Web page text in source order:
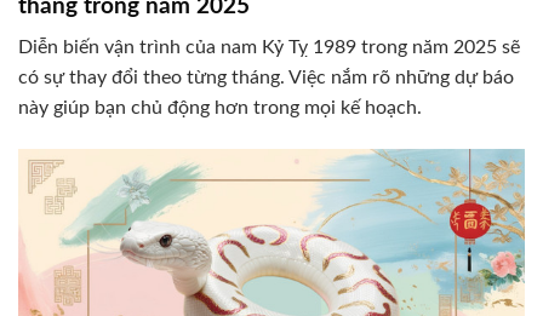
tháng trong năm 2025
Diễn biến vận trình của nam Kỷ Tỵ 1989 trong năm 2025 sẽ
có sự thay đổi theo từng tháng. Việc nắm rõ những dự báo
này giúp bạn chủ động hơn trong mọi kế hoạch.